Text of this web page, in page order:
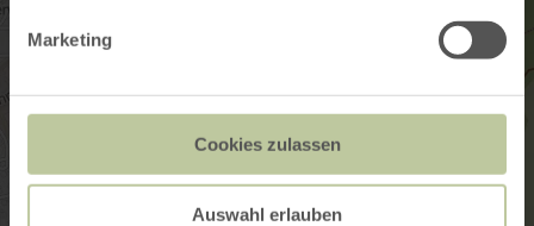
Marketing
Cookies zulassen
Auswahl erlauben